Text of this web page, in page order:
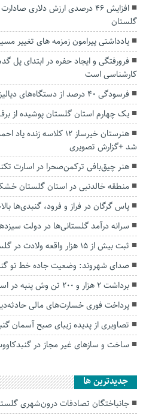
افزایش ۴۶ درصدی ارزش دلاری
گلستان
یادداشتی پیرامون زمزمه های‌ تغییر
فرورفتگی و ایجاد حفره در ابتدای پل
کارشناسی است
فرسودگی ۴۰ درصد از دستگاه‌های دیالیز در گلستان +فیلم
یک چهارم استان گلستان پوشیده از
هنرستان خیرساز ۱۲
شد +گزارش تصویری
هنر چیق‌بافی ترکمن‌صحرا در اسارت
منطقه خالدنبی در استان گلستان
پاس گرگان در فراز و فرود، گنبدی‌ها
سرانه درآمد گلستانی‌ها در دولت سیزدهم به ۵۰
ثبت بیش از ۱۵ هزار واقعه ولادت در گلستان
صدای شهروند: وضعیت جاده خط نو
برداشت ۲ هزار و ۲۰۰ تن وش پنبه در استان گلستان
پرداخت فوری خسارت‌های مالی
تصاویری از پدیده زیبای صبح آسمان
ساخت و سازهای غیر مجاز در
جديدترين ها
جانباختگان تصادفات درون‌شهری گلستان ۱۷ درصد کاهش